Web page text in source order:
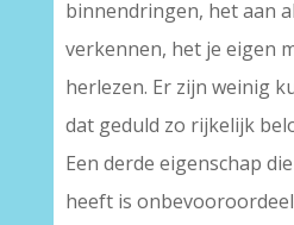
binnendringen, het aan
verkennen, het je eigen
herlezen. Er zijn weinig
dat geduld zo rijkelijk
Een derde eigenschap
heeft is